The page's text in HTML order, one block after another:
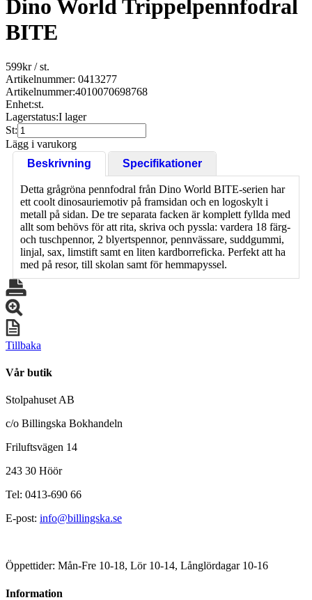
Dino World Trippelpennfodral
BITE
599kr/ st.
Artikelnummer: 0413277
Artikelnummer:4010070698768
Enhet:st.
Lagerstatus:I lager
St:
Lägg i varukorg
Beskrivning
Specifikationer
Detta grågröna pennfodral från Dino World BITE-serien har
ett coolt dinosauriemotiv på framsidan och en logoskylt i
metall på sidan. De tre separata facken är komplett fyllda med
allt som behövs för att rita, skriva och pyssla: vardera 18 färg-
och tuschpennor, 2 blyertspennor, pennvässare, suddgummi,
linjal, sax, limstift samt en liten kardborreficka. Perfekt att ha
med på resor, till skolan samt för hemmapyssel.
Tillbaka
Vår butik
Stolpahuset AB
c/o Billingska Bokhandeln
Friluftsvägen 14
243 30 Höör
Tel: 0413-690 66
E-post: info@billingska.se
Öppettider: Mån-Fre 10-18, Lör 10-14, Långlördagar 10-16
Information